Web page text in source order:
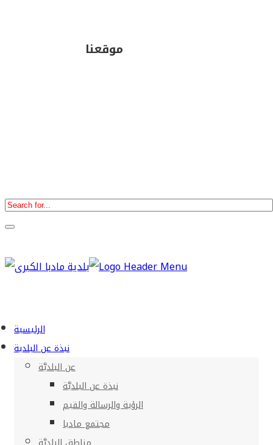
موقعنا
الرئيسية
نبذة عن البلدية
عن البلديَّة
نبذة عن البلديَّة
الرؤية والرسالة والقيم
مجتمع مادبا